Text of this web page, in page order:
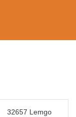
32657 Lemgo